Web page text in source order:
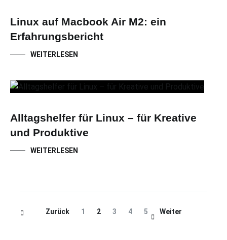
Linux auf Macbook Air M2: ein
Erfahrungsbericht
WEITERLESEN
Alltagshelfer für Linux – für Kreative
und Produktive
WEITERLESEN
Beitragsnavigation
Zurück Seite
1 Seite
2 Seite
3 Seite
4 Seite
5 Weiter